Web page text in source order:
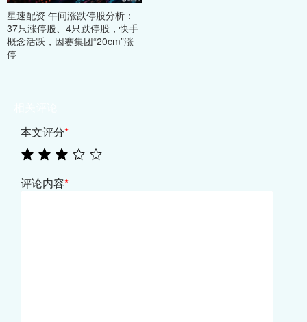
星速配资 午间涨跌停股分析：
37只涨停股、4只跌停股，快手
概念活跃，因赛集团“20cm”涨
停
本文评分*
评论内容*